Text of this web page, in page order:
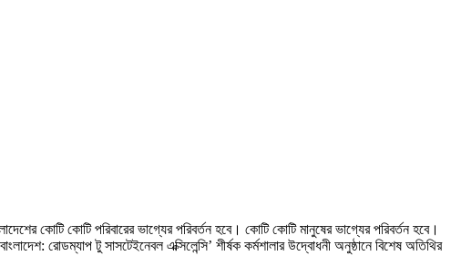
কোটি কোটি পরিবারের ভাগ্যের পরিবর্তন হবে। কোটি কোটি মানুষের ভাগ্যের পরিবর্তন হবে।
রোডম্যাপ টু সাসটেইনেবল এক্সিলেন্সি’ শীর্ষক কর্মশালার উদ্বোধনী অনুষ্ঠানে বিশেষ অতিথির